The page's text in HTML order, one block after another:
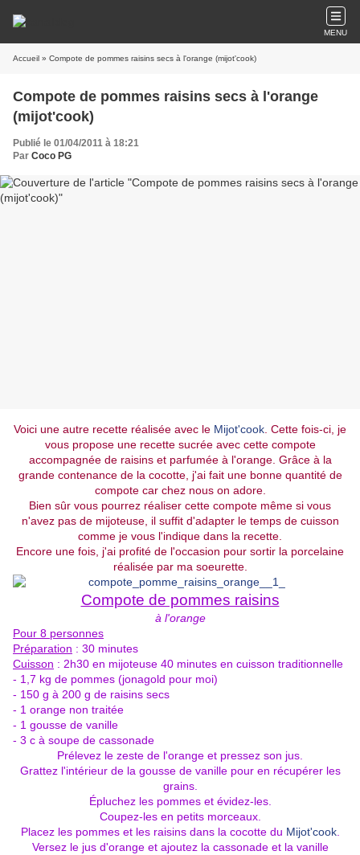
MENU
Accueil » Compote de pommes raisins secs à l'orange (mijot'cook)
Compote de pommes raisins secs à l'orange
(mijot'cook)
Publié le 01/04/2011 à 18:21
Par Coco PG
Voici une autre recette réalisée avec le Mijot'cook . Cette fois-ci, je
vous propose une recette sucrée avec cette compote
accompagnée de raisins et parfumée à l'orange. Grâce à la
grande contenance de la cocotte, j'ai fait une bonne quantité de
compote car chez nous on adore.
Bien sûr vous pourrez réaliser cette compote même si vous
n'avez pas de mijoteuse, il suffit d'adapter le temps de cuisson
comme je vous l'indique dans la recette.
Encore une fois, j'ai profité de l'occasion pour sortir la porcelaine
réalisée par ma soeurette.
Compote de pommes raisins
à l'orange
Pour 8 personnes
Préparation : 30 minutes
Cuisson : 2h30 en mijoteuse 40 minutes en cuisson traditionnelle
- 1,7 kg de pommes (jonagold pour moi)
- 150 g à 200 g de raisins secs
- 1 orange non traitée
- 1 gousse de vanille
- 3 c à soupe de cassonade
Prélevez le zeste de l'orange et pressez son jus.
Grattez l'intérieur de la gousse de vanille pour en récupérer les
grains.
Épluchez les pommes et évidez-les.
Coupez-les en petits morceaux.
Placez les pommes et les raisins dans la cocotte du Mijot'cook.
Versez le jus d'orange et ajoutez la cassonade et la vanille